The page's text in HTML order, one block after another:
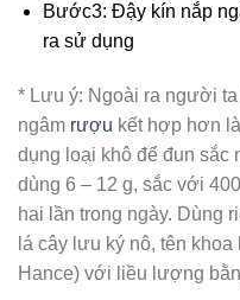
Bước3: Đậy kín nắp
ra sử dụng
* Lưu ý: Ngoài ra người
ngâm rượu kết hợp hơn
dụng loại khô để đun sắc
dùng 6 – 12 g, sắc với
hai lần trong ngày. Dùng
lá cây lưu ký nô, tên
Hance) với liều lượng